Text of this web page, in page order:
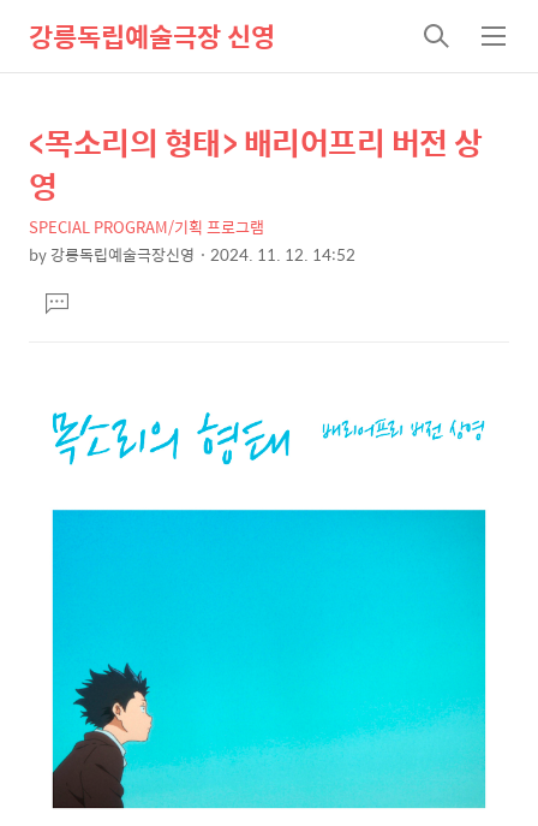
강릉독립예술극장 신영
검
색
메
뉴
상
세
컨
텐
본
제
목
<목소리의 형태> 배리어프리 버전 상
영
SPECIAL PROGRAM/기획 프로그램
by강릉독립예술극장신영 2024. 11. 12. 14:52
문댓
글